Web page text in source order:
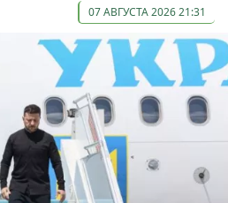
07 АВГУСТА 2026 21:31